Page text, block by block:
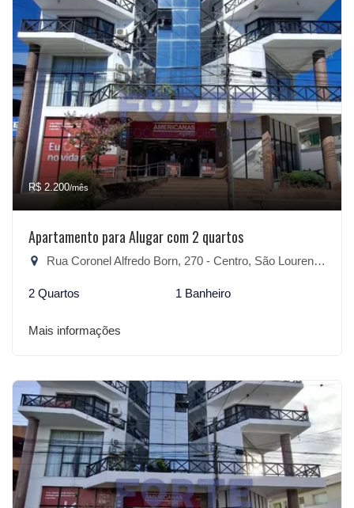
R$ 2.200/mês
Apartamento para Alugar com 2 quartos
Rua Coronel Alfredo Born, 270 - Centro, São Lourenço do Sul-RS
2 Quartos 1 Banheiro
Mais informações